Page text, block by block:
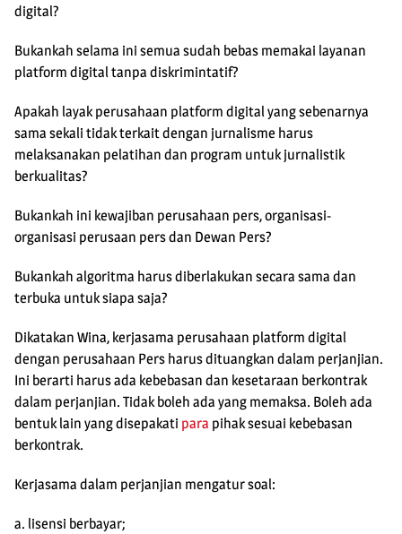
digital?
Bukankah selama ini semua sudah bebas memakai layanan
platform digital tanpa diskrimintatif?
Apakah layak perusahaan platform digital yang sebenarnya
sama sekali tidak terkait dengan jurnalisme harus
melaksanakan pelatihan dan program untuk jurnalistik
berkualitas?
Bukankah ini kewajiban perusahaan pers, organisasi-
organisasi perusaan pers dan Dewan Pers?
Bukankah algoritma harus diberlakukan secara sama dan
terbuka untuk siapa saja?
Dikatakan Wina, kerjasama perusahaan platform digital
dengan perusahaan Pers harus dituangkan dalam perjanjian.
Ini berarti harus ada kebebasan dan kesetaraan berkontrak
dalam perjanjian. Tidak boleh ada yang memaksa. Boleh ada
bentuk lain yang disepakati para pihak sesuai kebebasan
berkontrak.
Kerjasama dalam perjanjian mengatur soal:
a. lisensi berbayar;